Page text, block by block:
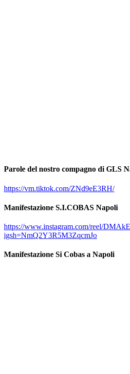
Parole del nostro compagno di GLS
https://vm.tiktok.com/ZNd9eE3RH/
Manifestazione S.I.COBAS Napoli
https://www.instagram.com/reel/
igsh=NmQ2Y3R5M3ZqcmJo
Manifestazione Si Cobas a Napoli